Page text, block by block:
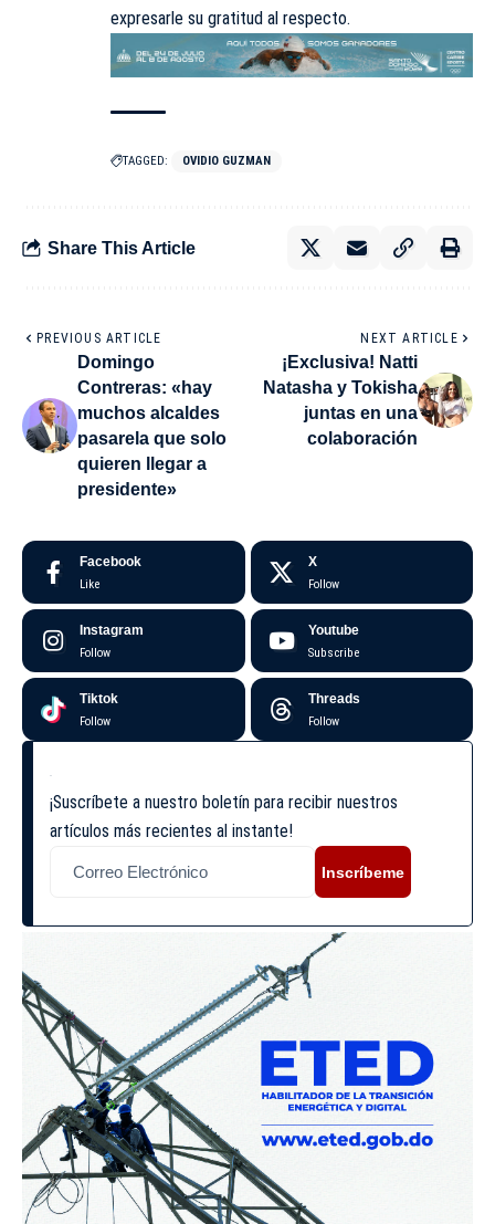
expresarle su gratitud al respecto.
TAGGED: OVIDIO GUZMAN
Share This Article
PREVIOUS ARTICLE
Domingo
Contreras: «hay
muchos alcaldes
pasarela que solo
quieren llegar a
presidente»
NEXT ARTICLE
¡Exclusiva! Natti
Natasha y Tokisha
juntas en una
colaboración
Facebook
Like
X
Follow
Instagram
Follow
Youtube
Subscribe
Tiktok
Follow
Threads
Follow
¡Suscríbete a nuestro boletín para recibir nuestros
artículos más recientes al instante!
Inscríbeme